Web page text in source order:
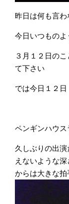
昨日は何も言
今日いつもの
３月１２日の
て下さい
では今日１２
ペンギンハウ
久しぶりの出
えないような
からは大きな